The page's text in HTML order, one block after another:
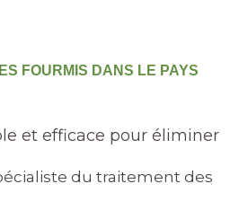
FOURMIS DANS LE PAYS
et efficace pour éliminer
du traitement des